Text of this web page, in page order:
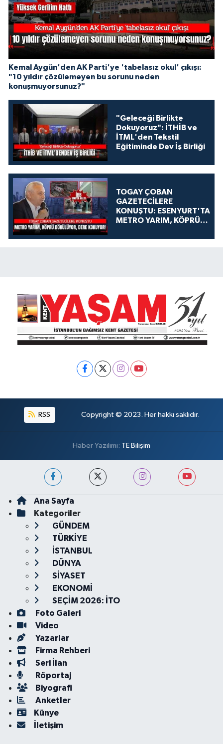
Kemal Aygün'den AK Parti'ye 'tabelasız okul' çıkışı:
"10 yıldır çözülemeyen bu sorunu neden
konuşmuyorsunuz?"
"Geleceği Birlikte
Dokuyoruz": İTHİB ve
İTML'den Tekstil
Eğitiminde Dev İş Birliği
TOGAY ÇOBAN
GAZETECİLERE
KONUŞTU: ESENYURT'TA
METRO YARIM, KÖPRÜ
KOKUYOR!
RSS Copyright © 2023. Her hakkı saklıdır.
Haber Yazılımı: TE Bilişim
Ana Sayfa
Kategoriler
GÜNDEM
TÜRKİYE
İSTANBUL
DÜNYA
SİYASET
EKONOMİ
SEÇİM 2026: İTO
Foto Galeri
Video
Yazarlar
Firma Rehberi
Seri İlan
Röportaj
Biyografi
Anketler
Künye
İletişim